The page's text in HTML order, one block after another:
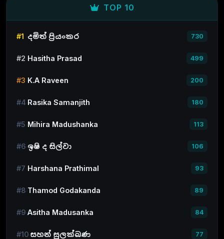
TOP 10
#1 දමිත් ප්‍රියංකර 730
#2 Hasitha Prasad 499
#3 K.A Raveen 200
#4 Rasika Samanjith 180
#5 Mihira Madushanka 113
#6 ඉෂි ද සිල්වා 106
#7 Harshana Prathimal 93
#8 Thamod Godakanda 89
#9 Asitha Madusanka 84
#10 සහන් සුලක්ඛණ 77